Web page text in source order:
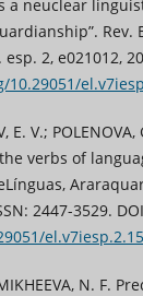
a neuclear
Rev.
2, e021012,
E. V.;
verbs of
2447-3529.
N. F.